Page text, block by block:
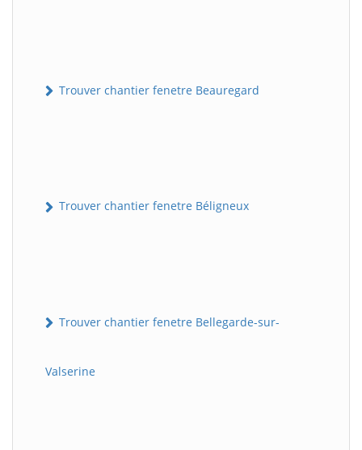
Trouver chantier fenetre Beauregard
Trouver chantier fenetre Béligneux
Trouver chantier fenetre Bellegarde-sur-
Valserine